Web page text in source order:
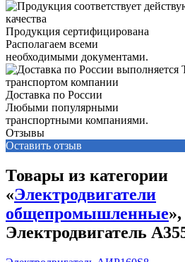
Продукция сертифицирована
Располагаем всеми
необходимыми документами.
Доставка по России
Любыми популярными
транспортными компаниями.
Отзывы
Оставить отзыв
Товары из категории
«Электродвигатели
общепромышленные
Электродвигатель